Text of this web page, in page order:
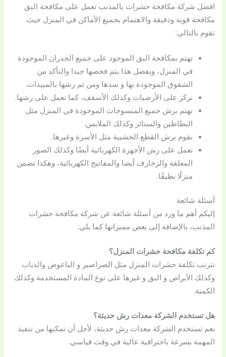
افضل شركة مكافحة حشرات بالمذنب تعمل على مكافحة البق
مكافحة قوية ودقيقة والاهتمام بجميع الأماكن في المنزل حيث
تقوم بالتالي:
تهتم بمكافحة البق الموجود على جميع الجدران الموجودة
في المنزل، وبفضل هذا يتم فحصها جيدا والتأكد من
الشقوق الموجودة بها و سدها ومن ثم رشها بالمبيدات.
نركز على الأرضيات وكذلك الأسقف، كما نعمل على رشها.
نهتم برش جميع المنسوجات الموجودة في المنزل مثل
البطاطين والستائر وكذلك الملابس.
نقوم برش القطع الخشبية مثل الأسرة وغيرها.
نعمل على رش الأجهزة الكهربائية أيضًا وكذلك الصور
المعلقة والزخارف أيضا والمفاتيح الكهربائية، وهكذا تضمن
منزلًا نظيفًا.
أسئلة شائعة
إليكم أهم ما ورد من أسئلة شائعة عن شركة مكافحة حشرات
المذنب، بالإضافة إلى بعض مميزاتها كما يلي:
كم تكلفة مكافحة حشرات المنزل؟
تترتب تكلفة حشرات المنزل مثل الصراصير و الباعوض والذباب
وكذلك الأبراص و البق و غيرها على نوع المادة المستخدمة وكذلك
الكمية.
هل تستخدم الشركة معدات رش حديثة؟
نعم تستخدم الشركة معدات رش حديثة، لأجل أن تمكنها من تنفيذ
المهمة بسرعة باحترافية عالية في وقت قياسي.